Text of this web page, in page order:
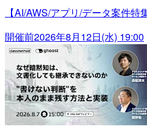
【AI/AWS/アプリ/データ案件
開催前2026年8月12日(水) 19:00